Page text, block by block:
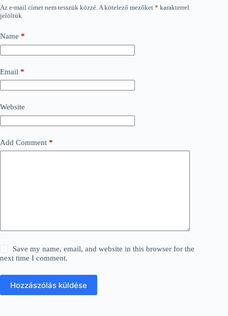
Az e-mail címet nem tesszük közzé.A kötelező mezőket * karakterrel
jelöltük
Name *
Email *
Website
Add Comment *
Save my name, email, and website in this browser for the
next time I comment.
Hozzászólás küldése